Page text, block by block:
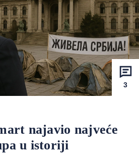
3
najavio najveće
u istoriji